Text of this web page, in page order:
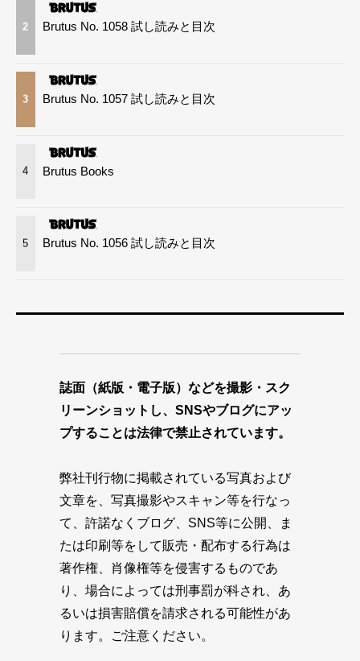
2 Brutus No. 1058 試し読みと目次
3 Brutus No. 1057 試し読みと目次
4 Brutus Books
5 Brutus No. 1056 試し読みと目次
誌面（紙版・電子版）などを撮影・スク
リーンショットし、SNSやブログにアッ
プすることは法律で禁止されています。
弊社刊行物に掲載されている写真および
文章を、写真撮影やスキャン等を行なっ
て、許諾なくブログ、SNS等に公開、ま
たは印刷等をして販売・配布する行為は
著作権、肖像権等を侵害するものであ
り、場合によっては刑事罰が科され、あ
るいは損害賠償を請求される可能性があ
ります。ご注意ください。